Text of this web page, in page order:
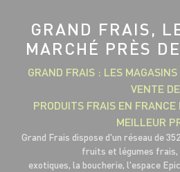
GRAND FRAIS,
MARCHÉ PRÈS
GRAND FRAIS : LES
VENTE DE
PRODUITS FRAIS EN
MEILLEUR
Grand Frais dispose d'un réseau de
fruits et légumes frais,
exotiques, la boucherie, l'espace